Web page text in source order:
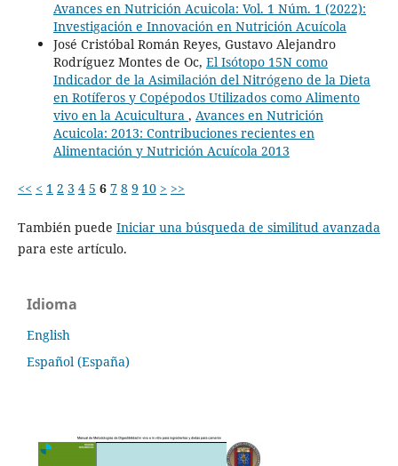
Avances en Nutrición Acuicola: Vol. 1 Núm. 1 (2022):
Investigación e Innovación en Nutrición Acuícola
José Cristóbal Román Reyes, Gustavo Alejandro
Rodríguez Montes de Oc, El Isótopo 15N como
Indicador de la Asimilación del Nitrógeno de la Dieta
en Rotíferos y Copépodos Utilizados como Alimento
vivo en la Acuicultura , Avances en Nutrición
Acuicola: 2013: Contribuciones recientes en
Alimentación y Nutrición Acuícola 2013
<< < 1 2 3 4 5 6 7 8 9 10 > >>
También puede Iniciar una búsqueda de similitud avanzada
para este artículo.
Idioma
English
Español (España)